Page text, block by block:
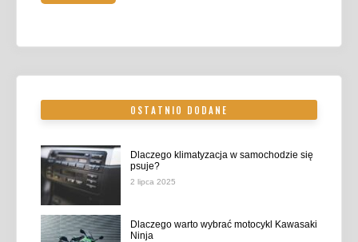
OSTATNIO DODANE
Dlaczego klimatyzacja w samochodzie się
psuje?
2 lipca 2025
Dlaczego warto wybrać motocykl Kawasaki
Ninja